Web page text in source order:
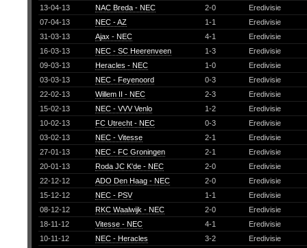
13-04-13
NAC Breda - NEC 2-0
Eredivisie
07-04-13
NEC - AZ 1-1
Eredivisie
31-03-13
Ajax - NEC 4-1
Eredivisie
16-03-13
NEC - SC Heerenveen 1-3
Eredivisie
09-03-13
Heracles - NEC 1-0
Eredivisie
03-03-13
NEC - Feyenoord 0-3
Eredivisie
22-02-13
Willem II - NEC 2-3
Eredivisie
15-02-13
NEC - VVV Venlo 1-2
Eredivisie
10-02-13
FC Utrecht - NEC 0-3
Eredivisie
03-02-13
NEC - Vitesse 2-1
Eredivisie
27-01-13
NEC - FC Groningen 2-1
Eredivisie
20-01-13
Roda JC K'de - NEC 2-0
Eredivisie
22-12-12
ADO Den Haag - NEC 2-0
Eredivisie
15-12-12
NEC - PSV 1-1
Eredivisie
08-12-12
RKC Waalwijk - NEC 2-0
Eredivisie
18-11-12
Vitesse - NEC 4-1
Eredivisie
10-11-12
NEC - Heracles 3-2
Eredivisie